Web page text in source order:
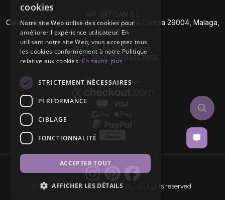
AW ARTISAN S.L
Calle Caleta de Vélez Nº 39-41 P.I Santa Teresa 29004, Malaga,
Espagne
Nº TVA: ESB93657658
SIRET- EROI: ESB93657658
Copyright © 2026 AW Artisan S.L,. All rights reserved.
cookies
Notre site Web utilise des cookies pour
améliorer l'expérience utilisateur. En
utilisant notre site Web, vous acceptez tous
les cookies conformément à notre Politique
relative aux cookies.En savoir plus
STRICTEMENT NÉCESSAIRES
PERFORMANCE
CIBLAGE
FONCTIONNALITÉ
ACCEPTER TOUT
AFFICHER LES DÉTAILS